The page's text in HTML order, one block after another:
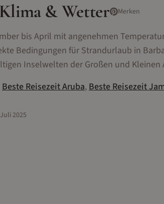
& Wetter Merken
bis April mit angenehmen
Bedingungen für Strandurlaub in
Inselwelten der Großen und Kleinen
Beste ReisezeitAruba,Beste Reisezeit
2025